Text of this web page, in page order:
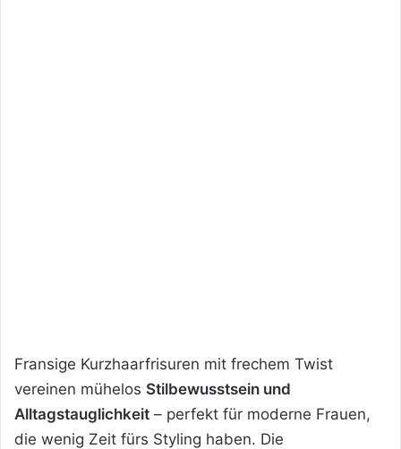
Fransige Kurzhaarfrisuren mit frechem Twist
vereinen mühelos Stilbewusstsein und
Alltagstauglichkeit – perfekt für moderne Frauen,
die wenig Zeit fürs Styling haben. Die